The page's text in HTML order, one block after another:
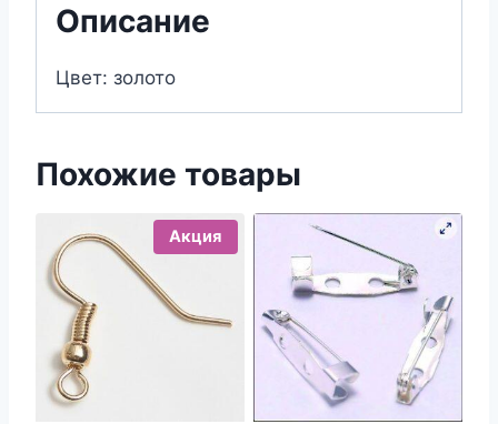
золотые
Описание
Цвет: золото
Похожие товары
Акция